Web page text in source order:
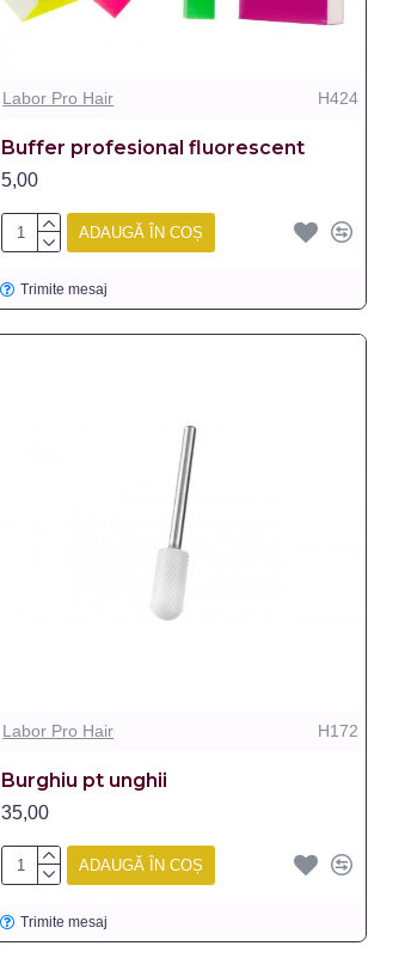
Labor Pro Hair H424
Buffer profesional fluorescent
5,00
ADAUGĂ ÎN COȘ
Trimite mesaj
Labor Pro Hair H172
Burghiu pt unghii
35,00
ADAUGĂ ÎN COȘ
Trimite mesaj